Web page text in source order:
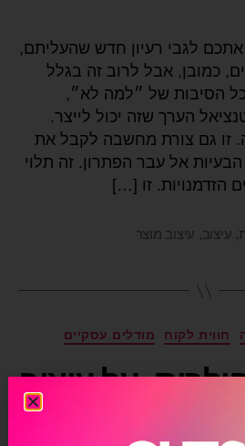
לגבי רעיון חדש שהעליתם,
כמובן, אבל לרוב זה בגלל
הסיבות של ״למה לא״,
הערך שזה יכול לייצר.
זו גם צורת מחשבה לקבל את
אל עבר הפתרון. זה תלוי
הזדמנויות. זו […]
, עיצוב, עיצוב מוצר
חווית לקוח מודלים עסקיים
על עיצוב